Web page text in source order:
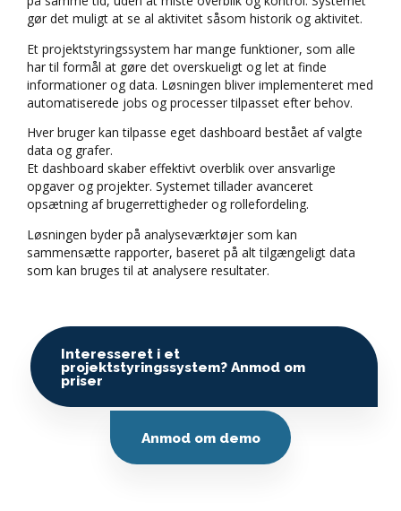
Projekter, opgaver og ressourcer håndteres simpelt. Et
projektstyringssystem gør det muligt at styre flere projekter
på samme tid, uden at miste overblik og kontrol. Systemet
gør det muligt at se al aktivitet såsom historik og aktivitet.
Et projektstyringssystem har mange funktioner, som alle
har til formål at gøre det overskueligt og let at finde
informationer og data. Løsningen bliver implementeret med
automatiserede jobs og processer tilpasset efter behov.
Hver bruger kan tilpasse eget dashboard bestået af valgte
data og grafer.
Et dashboard skaber effektivt overblik over ansvarlige
opgaver og projekter. Systemet tillader avanceret
opsætning af brugerrettigheder og rollefordeling.
Løsningen byder på analyseværktøjer som kan
Interesseret i et
projektstyringssystem? Anmod om